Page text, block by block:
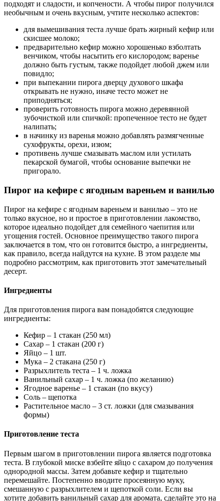
подходят и сладости, и копчености. А чтобы пирог получился
необычным и очень вкусным, учтите несколько аспектов:
для вымешивания теста лучше брать жирный кефир или
скисшее молоко;
предварительно кефир можно хорошенько взболтать
венчиком, чтобы насытить его кислородом; варенье
должно быть густым, также подойдет любой джем или
повидло;
при выпекании пирога дверцу духового шкафа
открывать не нужно, иначе тесто может не
приподняться;
проверить готовность пирога можно деревянной
зубочисткой или спичкой: пропеченное тесто не будет
налипать;
в начинку из варенья можно добавлять размягченные
сухофрукты, орехи, изюм;
противень лучше смазывать маслом или устилать
пекарской бумагой, чтобы основание выпечки не
пригорало.
Пирог на кефире с ягодным вареньем и ванилью
Пирог на кефире с ягодным вареньем и ванилью – это не
только вкусное, но и простое в приготовлении лакомство,
которое идеально подойдет для семейного чаепития или
угощения гостей. Основное преимущество такого пирога
заключается в том, что он готовится быстро, а ингредиенты,
как правило, всегда найдутся на кухне. В этом разделе мы
подробно рассмотрим, как приготовить этот замечательный
десерт.
Ингредиенты
Для приготовления пирога вам понадобятся следующие
ингредиенты:
Кефир – 1 стакан (250 мл)
Сахар – 1 стакан (200 г)
Яйцо – 1 шт.
Мука – 2 стакана (250 г)
Разрыхлитель теста – 1 ч. ложка
Ванильный сахар – 1 ч. ложка (по желанию)
Ягодное варенье – 1 стакан (по вкусу)
Соль – щепотка
Растительное масло – 3 ст. ложки (для смазывания
формы)
Приготовление теста
Первым шагом в приготовлении пирога является подготовка
теста. В глубокой миске взбейте яйцо с сахаром до получения
однородной массы. Затем добавьте кефир и тщательно
перемешайте. Постепенно вводите просеянную муку,
смешанную с разрыхлителем и щепоткой соли. Если вы
хотите добавить ванильный сахар для аромата, сделайте это на